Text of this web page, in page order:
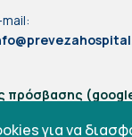
πρόσβασης
για να